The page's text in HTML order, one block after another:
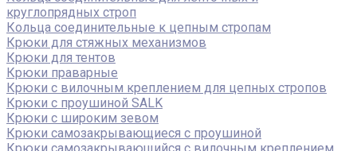
круглопрядных строп
Кольца соединительные к цепным стропам
Крюки для стяжных механизмов
Крюки для тентов
Крюки праварные
Крюки с вилочным креплением для цепных стропов
Крюки с проушиной SALK
Крюки с широким зевом
Крюки самозакрывающиеся с проушиной